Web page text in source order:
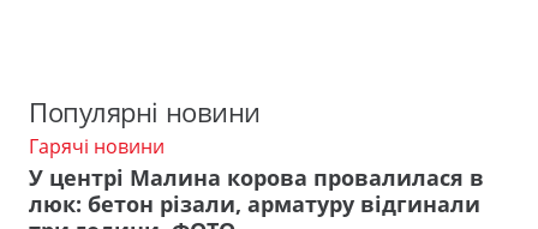
Популярні новини
Гарячі новини
У центрі Малина корова провалилася в
люк: бетон різали, арматуру відгинали